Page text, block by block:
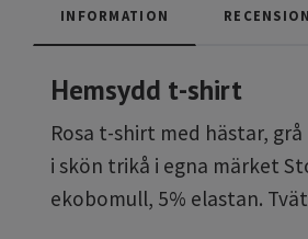
INFORMATION
Hemsydd t-shirt
Rosa t-shirt med hästar,
i skön trikå i egna märket
ekobomull, 5% elastan.